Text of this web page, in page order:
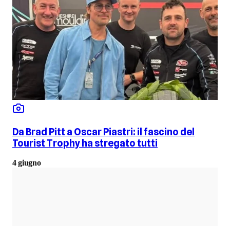
Da Brad Pitt a Oscar Piastri: il fascino del
Tourist Trophy ha stregato tutti
4 giugno